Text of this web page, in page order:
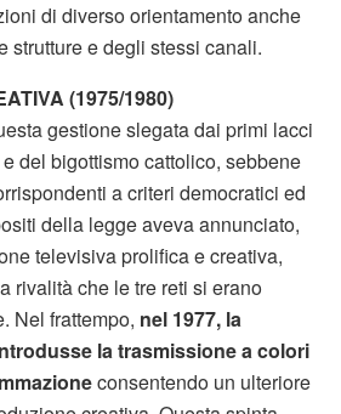
di diverso orientamento anche
strutture e degli stessi canali.
(1975/1980)
gestione slegata dai primi lacci
del bigottismo cattolico, sebbene
a criteri democratici ed
della legge aveva annunciato,
televisiva prolifica e creativa,
rivalità che le tre reti si erano
Nel frattempo, nel 1977, la
la trasmissione a colori
consentendo un ulteriore